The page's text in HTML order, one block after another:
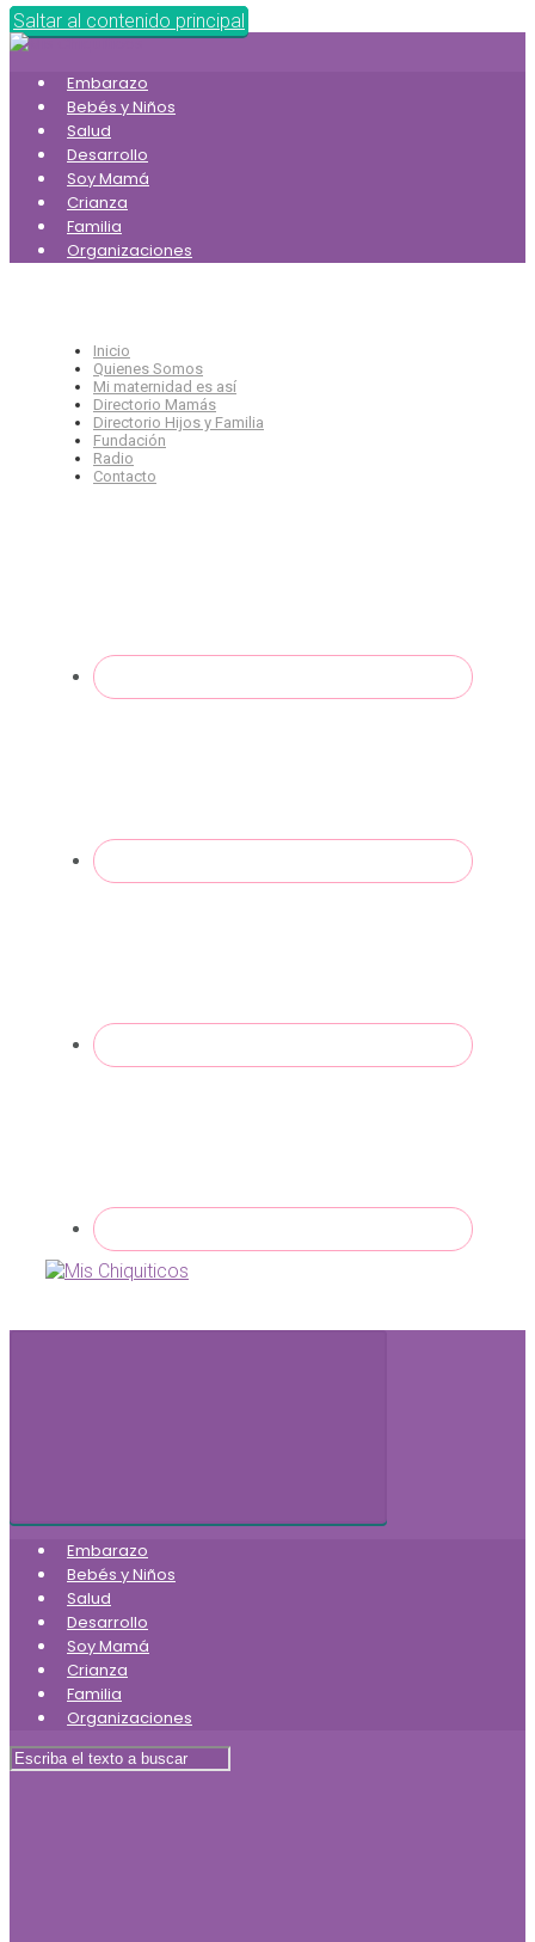
Saltar al contenido principal
Embarazo
Bebés y Niños
Salud
Desarrollo
Soy Mamá
Crianza
Familia
Organizaciones
Inicio
Quienes Somos
Mi maternidad es así
Directorio Mamás
Directorio Hijos y Familia
Fundación
Radio
Contacto
Embarazo
Bebés y Niños
Salud
Desarrollo
Soy Mamá
Crianza
Familia
Organizaciones